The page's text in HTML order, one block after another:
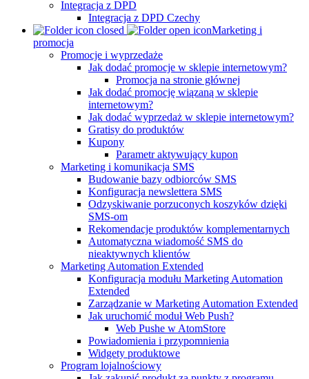
Integracja z DPD
Integracja z DPD Czechy
Marketing i
promocja
Promocje i wyprzedaże
Jak dodać promocje w sklepie internetowym?
Promocja na stronie głównej
Jak dodać promocję wiązaną w sklepie
internetowym?
Jak dodać wyprzedaż w sklepie internetowym?
Gratisy do produktów
Kupony
Parametr aktywujący kupon
Marketing i komunikacja SMS
Budowanie bazy odbiorców SMS
Konfiguracja newslettera SMS
Odzyskiwanie porzuconych koszyków dzięki
SMS-om
Rekomendacje produktów komplementarnych
Automatyczna wiadomość SMS do
nieaktywnych klientów
Marketing Automation Extended
Konfiguracja modułu Marketing Automation
Extended
Zarządzanie w Marketing Automation Extended
Jak uruchomić moduł Web Push?
Web Pushe w AtomStore
Powiadomienia i przypomnienia
Widgety produktowe
Program lojalnościowy